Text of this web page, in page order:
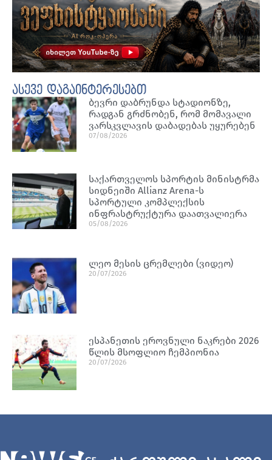
ასევე დაგაინტერესებთ
ბევრი დაბრუნდა სტადიონზე,
რადგან გრძნობენ, რომ მომავალი
ვარსკვლავის დაბადებას უყურებენ
07/08/2026
საქართველოს სპორტის მინისტრმა
სიდნეიში Allianz Arena-ს
სპორტული კომპლექსის
ინფრასტრუქტურა დაათვალიერა
05/08/2026
ლეო მესის ცრემლები (ვიდეო)
20/07/2026
ესპანეთის ეროვნული ნაკრები 2026
წლის მსოფლიო ჩემპიონია
20/07/2026